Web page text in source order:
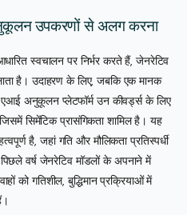
उपकरणों से अलग करना
स्वचालन पर निर्भर करते हैं, जेनरेटिव
है। उदाहरण के लिए, जबकि एक मानक
अनुकूलन प्लेटफॉर्म उन कीवर्ड्स के लिए
सिमेंटिक प्रासंगिकता शामिल है। यह
है, जहां गति और मौलिकता प्रतिस्पर्धी
वर्ष जेनरेटिव मॉडलों के अपनाने में
को गतिशील, बुद्धिमान प्रक्रियाओं में